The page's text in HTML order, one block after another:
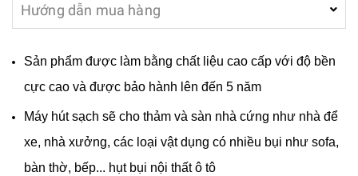
Hướng dẫn mua hàng
Sản phẩm được làm bằng chất liệu cao cấp với độ bền
cực cao và được bảo hành lên đến 5 năm
Máy hút sạch sẽ cho thảm và sàn nhà cứng như nhà để
xe, nhà xưởng, các loại vật dụng có nhiều bụi như sofa,
bàn thờ, bếp... hụt bụi nội thất ô tô